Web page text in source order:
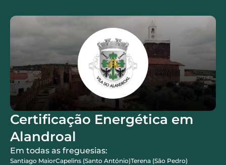
Certificação Energética em
Alandroal
Em todas as freguesias:
Santiago MaiorCapelins (Santo António)Terena (São Pedro)